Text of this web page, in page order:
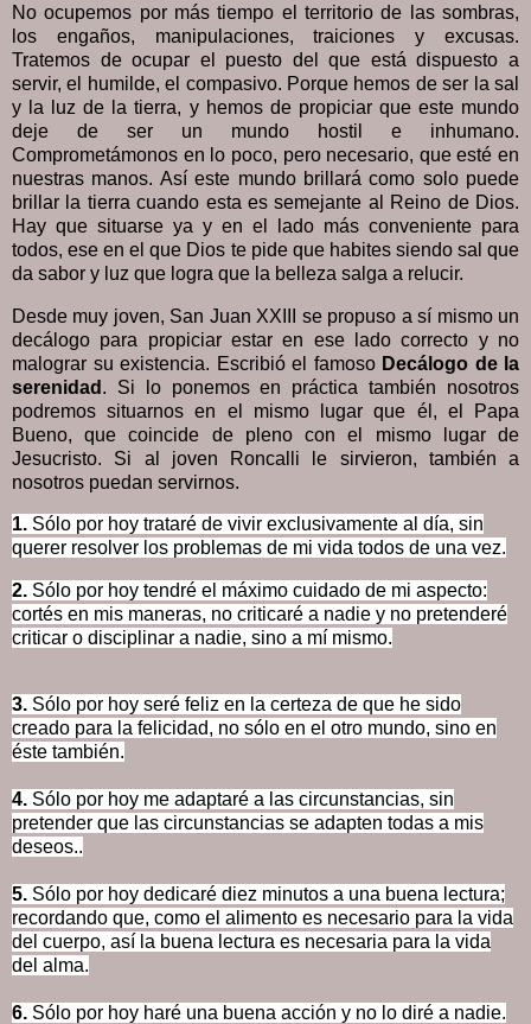
No ocupemos por más tiempo el territorio de las sombras,
los engaños, manipulaciones, traiciones y excusas.
Tratemos de ocupar el puesto del que está dispuesto a
servir, el humilde, el compasivo. Porque hemos de ser la sal
y la luz de la tierra, y hemos de propiciar que este mundo
deje de ser un mundo hostil e inhumano.
Comprometámonos en lo poco, pero necesario, que esté en
nuestras manos. Así este mundo brillará como solo puede
brillar la tierra cuando esta es semejante al Reino de Dios.
Hay que situarse ya y en el lado más conveniente para
todos, ese en el que Dios te pide que habites siendo sal que
da sabor y luz que logra que la belleza salga a relucir.
Desde muy joven, San Juan XXIII se propuso a sí mismo un
decálogo para propiciar estar en ese lado correcto y no
malograr su existencia. Escribió el famoso Decálogo de la
serenidad . Si lo ponemos en práctica también nosotros
podremos situarnos en el mismo lugar que él, el Papa
Bueno, que coincide de pleno con el mismo lugar de
Jesucristo. Si al joven Roncalli le sirvieron, también a
nosotros puedan servirnos.
1. Sólo por hoy trataré de vivir exclusivamente al día, sin
querer resolver los problemas de mi vida todos de una vez.
2. Sólo por hoy tendré el máximo cuidado de mi aspecto:
cortés en mis maneras, no criticaré a nadie y no pretenderé
criticar o disciplinar a nadie, sino a mí mismo.
3. Sólo por hoy seré feliz en la certeza de que he sido
creado para la felicidad, no sólo en el otro mundo, sino en
éste también.
4. Sólo por hoy me adaptaré a las circunstancias, sin
pretender que las circunstancias se adapten todas a mis
deseos..
5. Sólo por hoy dedicaré diez minutos a una buena lectura;
recordando que, como el alimento es necesario para la vida
del cuerpo, así la buena lectura es necesaria para la vida
del alma.
6. Sólo por hoy haré una buena acción y no lo diré a nadie.